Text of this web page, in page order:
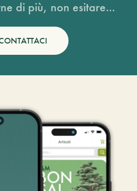
di più, non esitare...